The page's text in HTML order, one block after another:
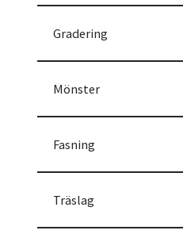
Gradering
Mönster
Fasning
Träslag